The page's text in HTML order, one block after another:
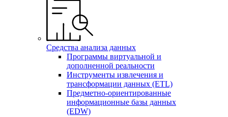
Средства анализа данных
Программы виртуальной и
дополненной реальности
Инструменты извлечения и
трансформации данных (ETL)
Предметно-ориентированные
информационные базы данных
(EDW)